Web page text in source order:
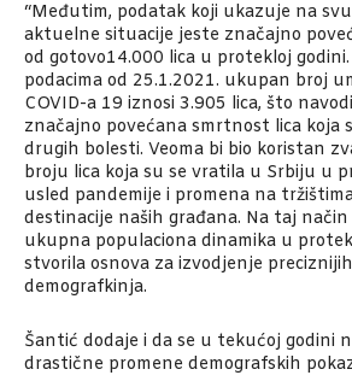
“Međutim, podatak koji ukazuje na
aktuelne situacije jeste značajno
od gotovo14.000 lica u protekloj
podacima od 25.1.2021. ukupan broj
COVID-a 19 iznosi 3.905 lica, što
značajno povećana smrtnost lica koja
drugih bolesti. Veoma bi bio koristan
broju lica koja su se vratila u Srbiju u
usled pandemije i promena na
destinacije naših građana. Na taj način
ukupna populaciona dinamika u
stvorila osnova za izvodjenje
demografkinja.
Šantić dodaje i da se u tekućoj godini
drastične promene demografskih